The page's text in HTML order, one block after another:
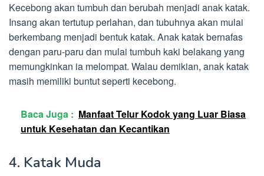
Kecebong akan tumbuh dan berubah menjadi anak katak.
Insang akan tertutup perlahan, dan tubuhnya akan mulai
berkembang menjadi bentuk katak. Anak katak bernafas
dengan paru-paru dan mulai tumbuh kaki belakang yang
memungkinkan ia melompat. Walau demikian, anak katak
masih memiliki buntut seperti kecebong.
Baca Juga : Manfaat Telur Kodok yang Luar Biasa
untuk Kesehatan dan Kecantikan
4. Katak Muda